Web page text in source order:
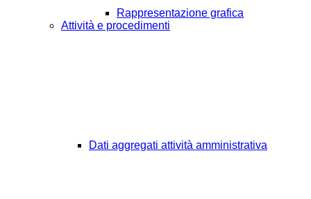
Rappresentazione grafica
Attività e procedimenti
Dati aggregati attività amministrativa